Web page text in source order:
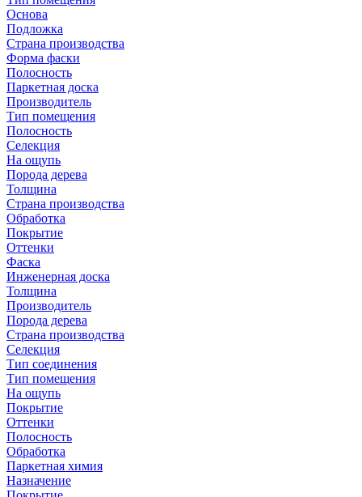
Основа
Подложка
Страна производства
Форма фаски
Полосность
Паркетная доска
Производитель
Тип помещения
Полосность
Селекция
На ощупь
Порода дерева
Толщина
Страна производства
Обработка
Покрытие
Оттенки
Фаска
Инженерная доска
Толщина
Производитель
Порода дерева
Страна производства
Селекция
Тип соединения
Тип помещения
На ощупь
Покрытие
Оттенки
Полосность
Обработка
Паркетная химия
Назначение